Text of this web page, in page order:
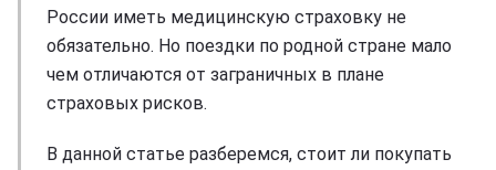
России иметь медицинскую страховку не
обязательно. Но поездки по родной стране мало
чем отличаются от заграничных в плане
страховых рисков.
В данной статье разберемся, стоит ли покупать